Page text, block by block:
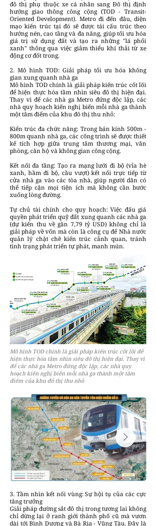
đô thị phụ thuộc xe cá nhân sang Đô thị định
hướng giao thông công cộng (TOD - Transit-
Oriented Development). Metro đi đến đâu, diện
mạo kiến trúc tại đó sẽ được tái cấu trúc theo
hướng nén, cao tầng và đa năng, giúp tối ưu hóa
giá trị sử dụng đất và tạo ra những "lá phổi
xanh" thông qua việc giảm thiểu khí thải từ xe
động cơ đốt trong.
2. Mô hình TOD: Giải pháp tối ưu hóa không
gian xung quanh nhà ga
Mô hình TOD chính là giải pháp kiến trúc cốt lõi
để hiện thực hóa tầm nhìn siêu đô thị hiện đại.
Thay vì để các nhà ga Metro đứng độc lập, các
nhà quy hoạch kiến nghị biến mỗi nhà ga thành
một tâm điểm của khu đô thị thu nhỏ:
Kiến trúc đa chức năng: Trong bán kính 500m -
800m quanh nhà ga, các công trình sẽ được thiết
kế tích hợp giữa trung tâm thương mại, văn
phòng, căn hộ và không gian công cộng.
Kết nối đa tầng: Tạo ra mạng lưới đi bộ (vỉa hè
xanh, hầm đi bộ, cầu vượt) kết nối trực tiếp từ
cửa nhà ga vào các tòa nhà, giúp người dân có
thể tiếp cận mọi tiện ích mà không cần bước
xuống lòng đường.
Tự chủ tài chính cho quy hoạch: Việc đấu giá
quyền phát triển quỹ đất xung quanh các nhà ga
(dự kiến thu về gần 7,79 tỷ USD) không chỉ là
giải pháp về vốn mà còn là công cụ để Nhà nước
quản lý chặt chẽ kiến trúc cảnh quan, tránh
tình trạng phát triển tự phát, manh mún.
Mô hình TOD chính là giải pháp kiến trúc cốt lõi để
hiện thực hóa tầm nhìn siêu đô thị hiện đại. Thay vì
để các nhà ga Metro đứng độc lập, các nhà quy
hoạch kiến nghị biến mỗi nhà ga thành một tâm
điểm của khu đô thị thu nhỏ
3. Tầm nhìn kết nối vùng: Sự hội tụ của các cực
tăng trưởng
Giải pháp đường sắt đô thị trong tương lai không
chỉ dừng lại ở ranh giới thành phố cũ mà vươn
dài tới Bình Dương và Bà Rịa - Vũng Tàu. Đây là